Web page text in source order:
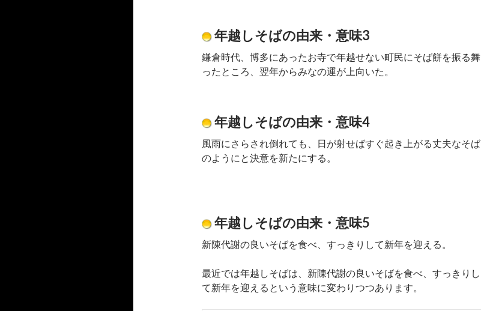
年越しそばの由来・意味3
鎌倉時代、博多にあったお寺で年越せない町民にそば餅を振る舞
ったところ、翌年からみなの運が上向いた。
年越しそばの由来・意味4
風雨にさらされ倒れても、日が射せばすぐ起き上がる丈夫なそば
のようにと決意を新たにする。
年越しそばの由来・意味5
新陳代謝の良いそばを食べ、すっきりして新年を迎える。
最近では年越しそばは、新陳代謝の良いそばを食べ、すっきりし
て新年を迎えるという意味に変わりつつあります。